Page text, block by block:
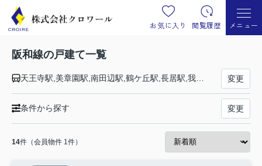
お気に入り 閲覧履歴 メニュー
阪和線の戸建て一覧
天王寺駅,美章園駅,南田辺駅,鶴ケ丘駅,長居駅,我孫子町駅,杉本町駅,浅香駅,堺市駅,三国ケ丘駅,百舌鳥駅,上野芝駅,津久野駅,鳳駅,東羽衣駅,富木駅,北信太駅,信太山駅,和泉府中駅,久米田駅,下松駅,東岸和田駅,東貝塚駅,和泉橋本駅,東佐野駅,熊取駅,日根野駅,長滝駅,新家駅,和泉砂川駅,和泉鳥取駅,山中渓駅,紀伊駅,六十谷駅,紀伊中ノ島駅,和歌山駅 変更
条件から探す 変更
14件（会員物件 1件）